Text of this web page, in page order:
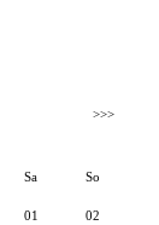
>>>
Sa So
01 02